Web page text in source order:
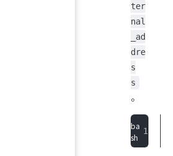
ter
nal
_ad
dre
s
s
。